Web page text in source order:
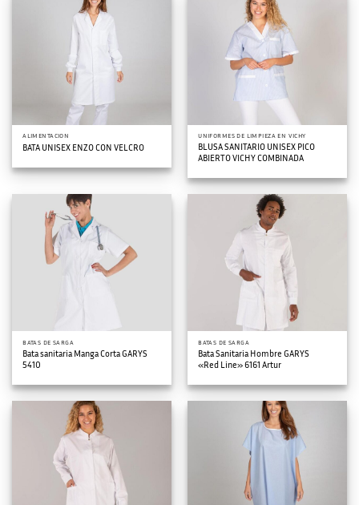
ALIMENTACION
BATA UNISEX ENZO CON VELCRO
UNIFORMES DE LIMPIEZA EN VICHY
BLUSA SANITARIO UNISEX PICO
ABIERTO VICHY COMBINADA
BATAS DE SARGA
Bata sanitaria Manga Corta GARYS
5410
BATAS DE SARGA
Bata Sanitaria Hombre GARYS
«Red Line» 6161 Artur